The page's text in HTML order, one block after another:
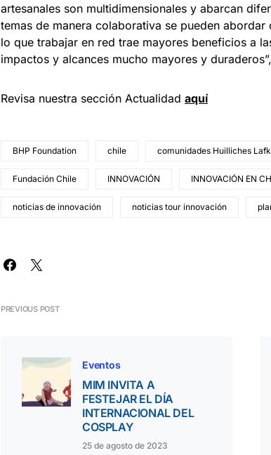
artesanales son multidimensionales y abarcan
temas de manera colaborativa se pueden
lo que trabajar en red trae mayores beneficios a
impactos y alcances mucho mayores y
Revisa nuestra sección Actualidad aquí
BHP Foundation chile comunidades Huilliches
Fundación Chile INNOVACIÓN INNOVACIÓN EN
noticias de innovación noticias tour innovación
PREVIOUS POST
Eventos
MIM INVITA A
FESTEJAR EL DÍA
INTERNACIONAL DEL
COSPLAY
25 de agosto de 2023